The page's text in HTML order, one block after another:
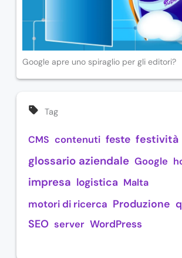
Google apre uno spiraglio per gli editori?
Tag
CMS contenuti feste festività
glossario aziendale Google
impresa logistica Malta
motori di ricerca Produzione
SEO server WordPress